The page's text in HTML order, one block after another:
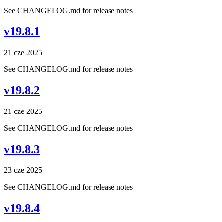
See CHANGELOG.md for release notes
v19.8.1
21 cze 2025
See CHANGELOG.md for release notes
v19.8.2
21 cze 2025
See CHANGELOG.md for release notes
v19.8.3
23 cze 2025
See CHANGELOG.md for release notes
v19.8.4